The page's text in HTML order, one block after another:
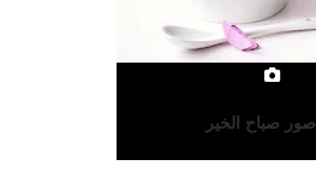
صور صباح الخير